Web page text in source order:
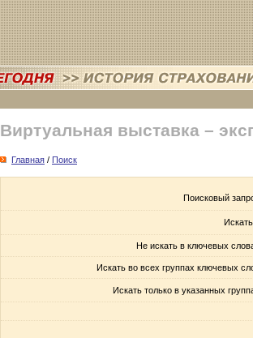
Виртуальная выставка –
Главная / Поиск
Поисковый
Не искать в ключевых
Искать во всех группах ключевых
Искать только в указанных